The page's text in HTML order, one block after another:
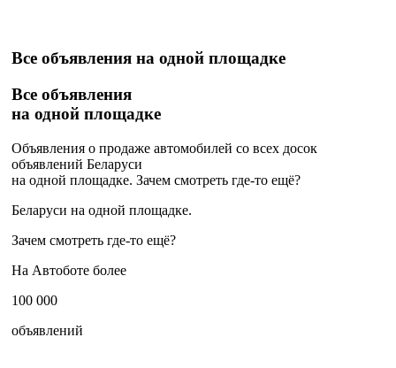
Все объявления на одной площадке
Все объявления
на одной площадке
Объявления о продаже автомобилей со всех досок
объявлений Беларуси
на одной площадке. Зачем смотреть где-то ещё?
Беларуси на одной площадке.
Зачем смотреть где-то ещё?
На Автоботе более
100 000
объявлений